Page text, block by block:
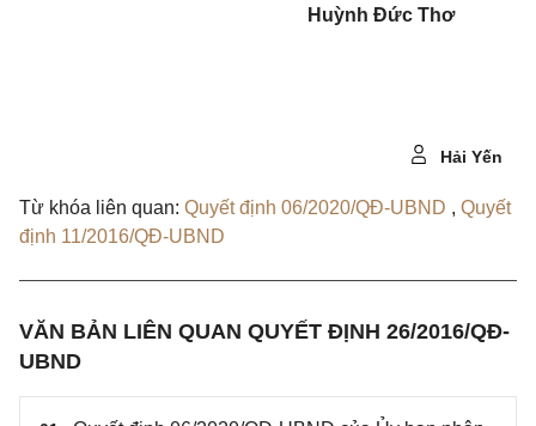
Huỳnh Đức Thơ
Hải Yến
Từ khóa liên quan: Quyết định 06/2020/QĐ-UBND , Quyết
định 11/2016/QĐ-UBND
VĂN BẢN LIÊN QUAN QUYẾT ĐỊNH 26/2016/QĐ-
UBND